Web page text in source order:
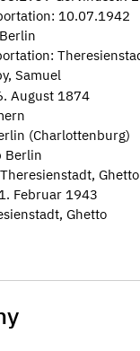
10.07.1942
Samuel
August 1874
(Charlottenburg)
Berlin
Ghetto
Februar 1943
Ghetto